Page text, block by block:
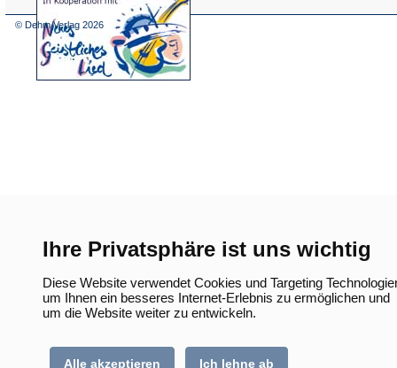
Ihre Privatsphäre ist uns wichtig
Diese Website verwendet Cookies und Targeting
um Ihnen ein besseres Internet-Erlebnis zu ermöglichen und
um die Website weiter zu entwickeln.
Alle akzeptieren Ich lehne ab
in
© Dehm Verlag 2026